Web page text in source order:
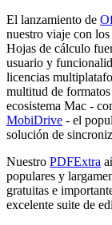
El lanzamiento de
nuestro viaje con
Hojas de cálculo
usuario y
licencias
multitud de
ecosistema Mac -
MobiDrive - el
solución de
Nuestro PDFExtra
populares y
gratuitas e
excelente suite de